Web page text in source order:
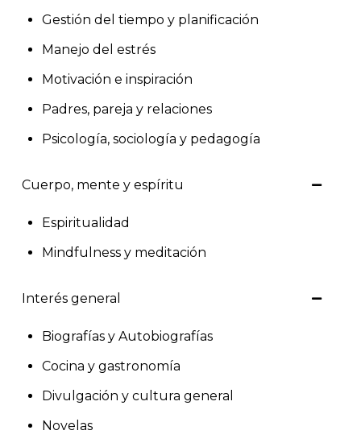
Gestión del tiempo y planificación
Manejo del estrés
Motivación e inspiración
Padres, pareja y relaciones
Psicología, sociología y pedagogía
Cuerpo, mente y espíritu
Espiritualidad
Mindfulness y meditación
Interés general
Biografías y Autobiografías
Cocina y gastronomía
Divulgación y cultura general
Novelas